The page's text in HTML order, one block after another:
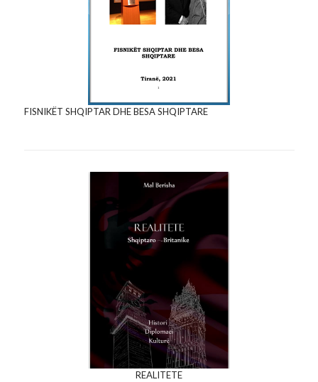
FISNIKËT SHQIPTAR DHE BESA SHQIPTARE
REALITETE